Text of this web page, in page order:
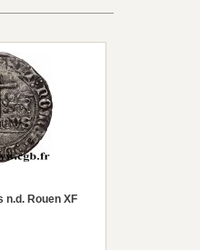
n.d. Rouen XF